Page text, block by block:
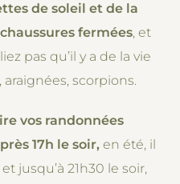
de soleil et de la
chaussures fermées, et
pas qu’il y a de la vie
scorpions.
vos randonnées
17h le soir, en été, il
jusqu’à 21h30 le soir,